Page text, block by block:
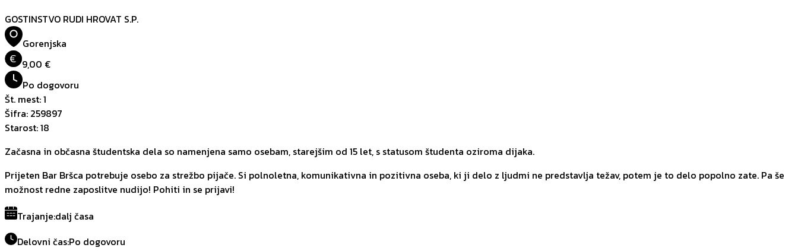
GOSTINSTVO RUDI HROVAT S.P.
Gorenjska
€ 9,00 €
Po dogovoru
Št. mest:1
Šifra: 259897
Starost:18
Začasna in občasna študentska dela so namenjena samo osebam, starejšim od 15 let, s statusom študenta oziroma dijaka.
Prijeten Bar Bršca potrebuje osebo za strežbo pijače. Si polnoletna, komunikativna in pozitivna oseba, ki ji delo z ljudmi ne predstavlja težav, potem je to delo popolno zate. Pa še
možnost redne zaposlitve nudijo! Pohiti in se prijavi!
Trajanje:dalj časa
Delovni čas:Po dogovoru